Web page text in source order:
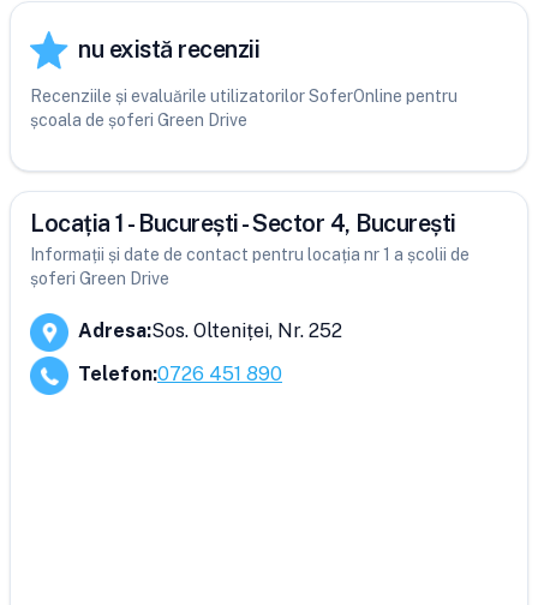
nu există recenzii
Recenziile și evaluările utilizatorilor SoferOnline pentru
școala de șoferi Green Drive
Locația 1 - București - Sector 4, București
Informații și date de contact pentru locația nr 1 a școlii de
șoferi Green Drive
Adresa:Sos. Olteniței, Nr. 252
Telefon:0726 451 890